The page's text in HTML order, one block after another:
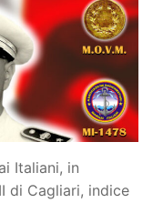
Italiani, in
di Cagliari, indice